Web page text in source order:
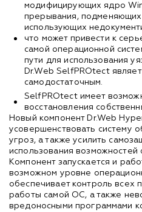
модифицирующих ядро
прерывания, подменяющих
использующих
что может привести к
самой операционной
пути для использования
Dr.Web SelfPROtect
самодостаточным.
SelfPROtect имеет
восстановления
Новый компонент Dr.Web
усовершенствовать систему
угроз, а также усилить
использования
Компонент запускается и
возможном уровне
обеспечивает контроль всех
работы самой ОС, а также
вредоносными программами